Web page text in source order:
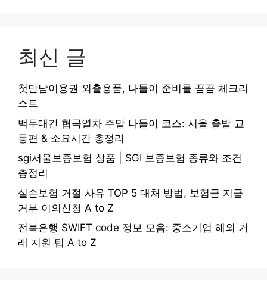
최신 글
첫만남이용권 외출용품, 나들이 준비물 꼼꼼 체크리
스트
백두대간 협곡열차 주말 나들이 코스: 서울 출발 교
통편 & 소요시간 총정리
sgi서울보증보험 상품 | SGI 보증보험 종류와 조건
총정리
실손보험 거절 사유 TOP 5 대처 방법, 보험금 지급
거부 이의신청 A to Z
전북은행 SWIFT code 정보 모음: 중소기업 해외 거
래 지원 팁 A to Z